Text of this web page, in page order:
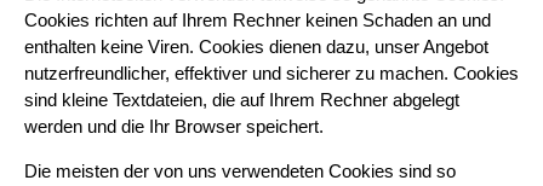
Cookies richten auf Ihrem Rechner keinen Schaden an und
enthalten keine Viren. Cookies dienen dazu, unser Angebot
nutzerfreundlicher, effektiver und sicherer zu machen. Cookies
sind kleine Textdateien, die auf Ihrem Rechner abgelegt
werden und die Ihr Browser speichert.
Die meisten der von uns verwendeten Cookies sind so